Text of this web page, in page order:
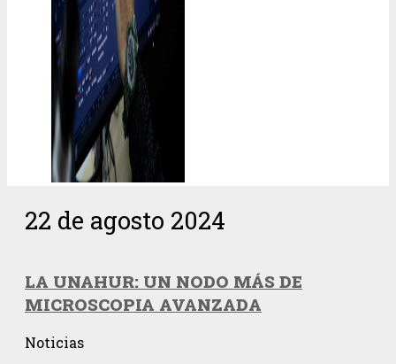
22 de agosto 2024
LA UNAHUR: UN NODO MÁS DE
MICROSCOPIA AVANZADA
Noticias